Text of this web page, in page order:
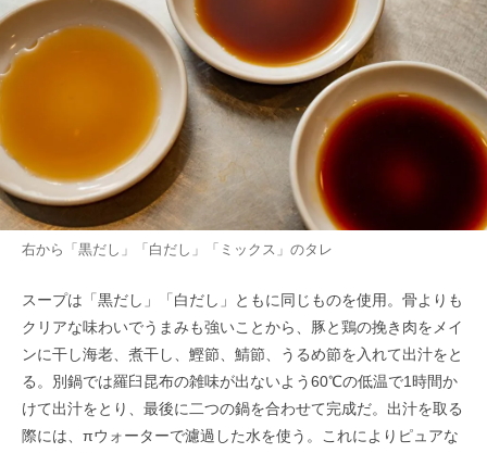
右から「黒だし」「白だし」「ミックス」のタレ
スープは「黒だし」「白だし」ともに同じものを使用。骨よりも
クリアな味わいでうまみも強いことから、豚と鶏の挽き肉をメイ
ンに干し海老、煮干し、鰹節、鯖節、うるめ節を入れて出汁をと
る。別鍋では羅臼昆布の雑味が出ないよう60℃の低温で1時間か
けて出汁をとり、最後に二つの鍋を合わせて完成だ。出汁を取る
際には、πウォーターで濾過した水を使う。これによりピュアな